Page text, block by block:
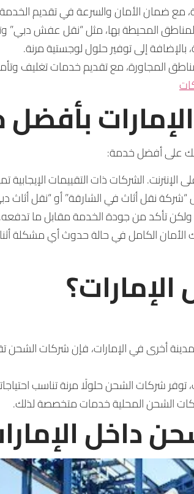
مع ضمان الأمان والسرعة في تقديم
المحيطة بها، مثل “نقل عفش دبي”
إلى توفير حلول لوجستية مرنة.
المجاورة، مع تقديم خدمات تغليف
على أفضل خدمة:
الشركات ذات التقييمات
“شركة نقل أثاث في الشارقة” أو “نقل أثاث
ولكن تأكد من جودة الخدمة مقابل ما تدفعه.
الأمان الكامل في حالة حدوث أي مشكلة
أخرى في الإمارات، فإن شركات الشحن
توفر شركات الشحن حلولًا مرنة تناسب
الشحن المحلية خدمات متخصصة لذلك.
داخل